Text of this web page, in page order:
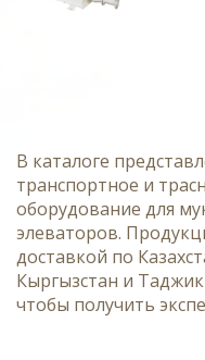
В каталоге
транспортное и
оборудование для
элеваторов.
доставкой по
Кыргызстан и
чтобы получить